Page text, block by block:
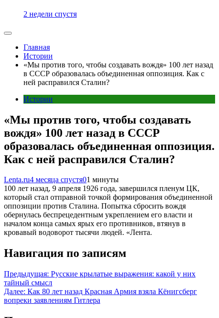
2 недели спустя
Главная
Истории
«Мы против того, чтобы создавать вождя» 100 лет назад
в СССР образовалась объединенная оппозиция. Как с
ней расправился Сталин?
Истории
«Мы против того, чтобы создавать
вождя» 100 лет назад в СССР
образовалась объединенная оппозиция.
Как с ней расправился Сталин?
Lenta.ru4 месяца спустя01 минуты
100 лет назад, 9 апреля 1926 года, завершился пленум ЦК,
который стал отправной точкой формирования объединенной
оппозиции против Сталина. Попытка сбросить вождя
обернулась беспрецедентным укреплением его власти и
началом конца самых ярых его противников, втянув в
кровавый водоворот тысячи людей. «Лента.
Навигация по записям
Предыдущая: Русские крылатые выражения: какой у них
тайный смысл
Далее: Как 80 лет назад Красная Армия взяла Кёнигсберг
вопреки заявлениям Гитлера